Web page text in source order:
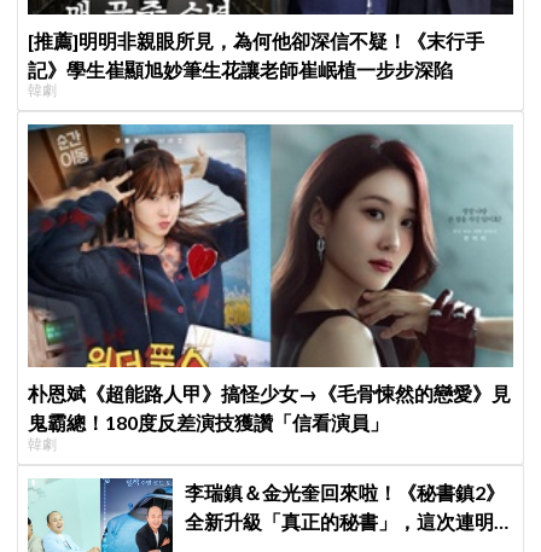
[推薦]明明非親眼所見，為何他卻深信不疑！《末行手
記》學生崔顯旭妙筆生花讓老師崔岷植一步步深陷
韓劇
朴恩斌《超能路人甲》搞怪少女→《毛骨悚然的戀愛》見
鬼霸總！180度反差演技獲讚「信看演員」
韓劇
李瑞鎮＆金光奎回來啦！《秘書鎮2》
全新升級「真正的秘書」，這次連明